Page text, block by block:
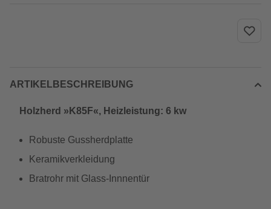
ARTIKELBESCHREIBUNG
Holzherd »K85F«, Heizleistung: 6 kw
Robuste Gussherdplatte
Keramikverkleidung
Bratrohr mit Glass-Innnentür